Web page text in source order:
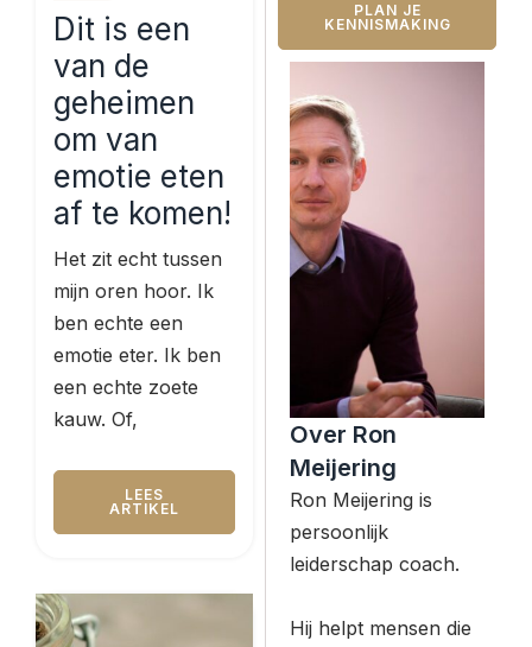
PLAN JE
KENNISMAKING
Over Ron
Meijering
Ron Meijering is
persoonlijk
leiderschap coach.
Hij helpt mensen die
Dit is een
van de
geheimen
om van
emotie eten
af te komen!
Het zit echt tussen
mijn oren hoor. Ik
ben echte een
emotie eter. Ik ben
een echte zoete
kauw. Of,
LEES
ARTIKEL